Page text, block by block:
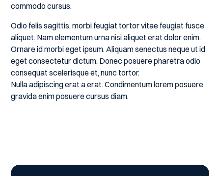
commodo cursus.
Odio felis sagittis, morbi feugiat tortor vitae feugiat fusce
aliquet. Nam elementum urna nisi aliquet erat dolor enim.
Ornare id morbi eget ipsum. Aliquam senectus neque ut id
eget consectetur dictum. Donec posuere pharetra odio
consequat scelerisque et, nunc tortor.
Nulla adipiscing erat a erat. Condimentum lorem posuere
gravida enim posuere cursus diam.